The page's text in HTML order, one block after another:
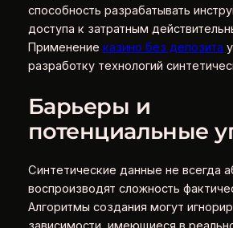
способность разрабатывать
доступа к затратным
Применение казино без депозита
разработку технологий
Барьеры и
потенциальные
Синтетические данные не всегда
воспроизводят сложность
Алгоритмы создания могут